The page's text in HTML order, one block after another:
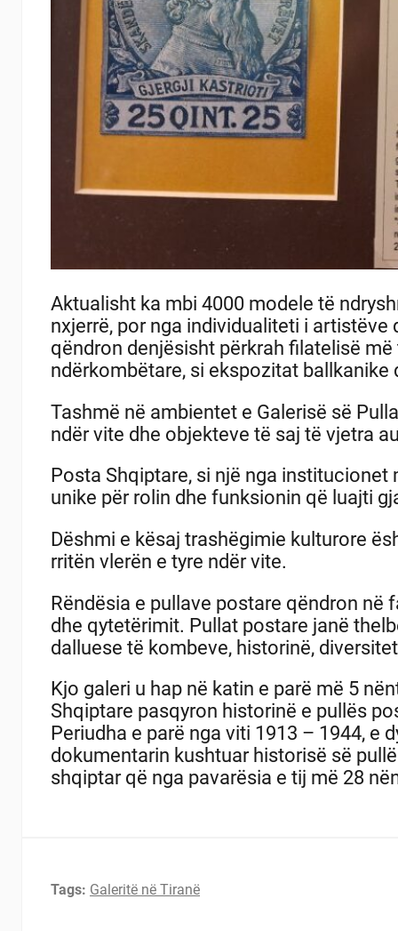
Aktualisht ka mbi 4000 modele të
nxjerrë, por nga individualiteti i
qëndron denjësisht përkrah filatelisë
ndërkombëtare, si ekspozitat
Tashmë në ambientet e Galerisë së
ndër vite dhe objekteve të saj të vjetra
Posta Shqiptare, si një nga
unike për rolin dhe funksionin që luajti
Dëshmi e kësaj trashëgimie kulturore
rritën vlerën e tyre ndër vite.
Rëndësia e pullave postare qëndron
dhe qytetërimit. Pullat postare janë
dalluese të kombeve, historinë,
Kjo galeri u hap në katin e parë më 5
Shqiptare pasqyron historinë e pullës
Periudha e parë nga viti 1913 – 1944, e
dokumentarin kushtuar historisë së
shqiptar që nga pavarësia e tij më 28
Tags: Galeritë në Tiranë